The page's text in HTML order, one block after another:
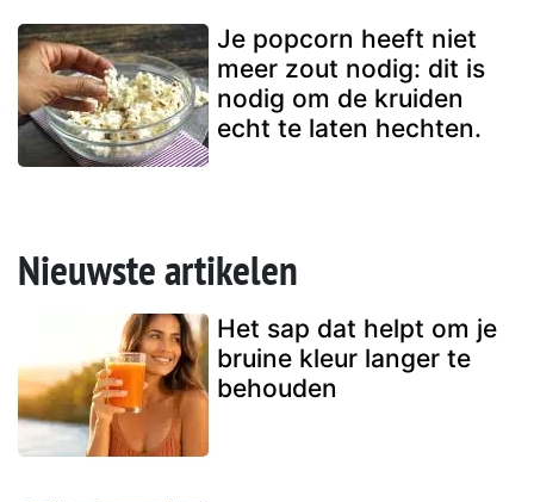
Je popcorn heeft niet
meer zout nodig: dit is
nodig om de kruiden
echt te laten hechten.
Nieuwste artikelen
Het sap dat helpt om je
bruine kleur langer te
behouden